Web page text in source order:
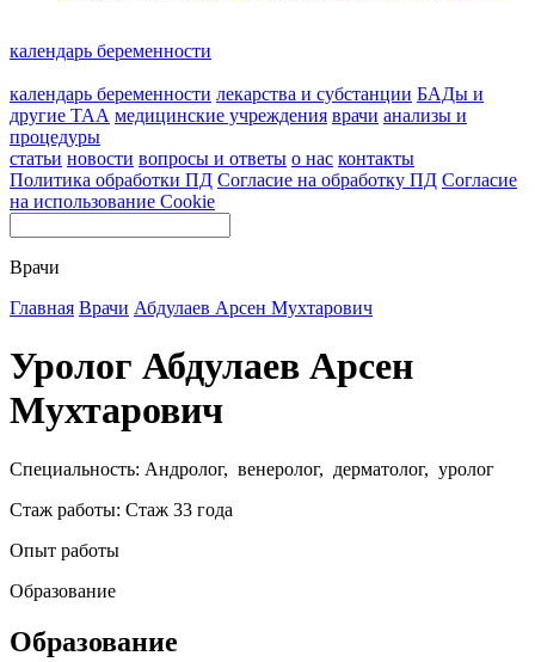
календарь беременности
календарь беременности лекарства и субстанции БАДы и
другие ТАА медицинские учреждения врачи анализы и
процедуры
статьи новости вопросы и ответы о нас контакты
Политика обработки ПД Согласие на обработку ПД Согласие
на использование Cookie
Врачи
Главная Врачи Абдулаев Арсен Мухтарович
Уролог Абдулаев Арсен
Мухтарович
Специальность: Андролог, венеролог, дерматолог, уролог
Стаж работы: Стаж 33 года
Опыт работы
Образование
Образование